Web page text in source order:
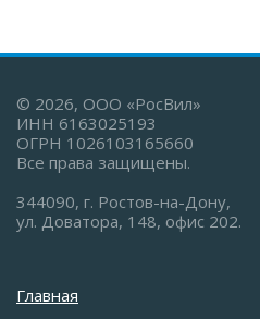
© 2026, ООО «РосВил»
ИНН 6163025193
ОГРН 1026103165660
Все права защищены.
344090, г. Ростов-на-Дону,
ул. Доватора, 148, офис 202.
Главная